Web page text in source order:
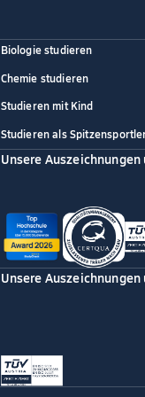
Biologie studieren
Chemie studieren
Studieren mit Kind
Studieren als
Unsere
Unsere